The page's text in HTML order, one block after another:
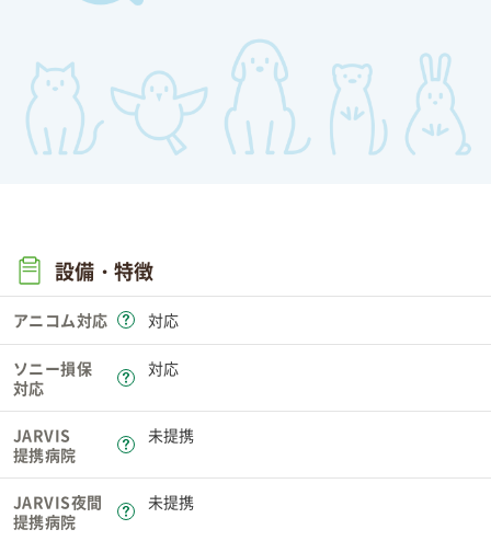
設備・特徴
アニコム対応 対応
ソニー損保
対応
対応
JARVIS
提携病院
未提携
JARVIS夜間
提携病院
未提携